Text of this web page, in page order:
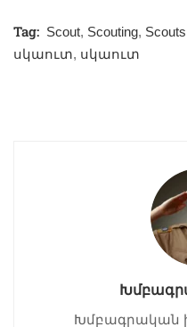
Tag: Scout, Scouting, Scouts
սկաուտ, սկաուտ
Խմբագրական